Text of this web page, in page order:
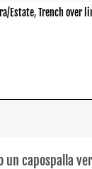
Estate,Trench over
un capospalla